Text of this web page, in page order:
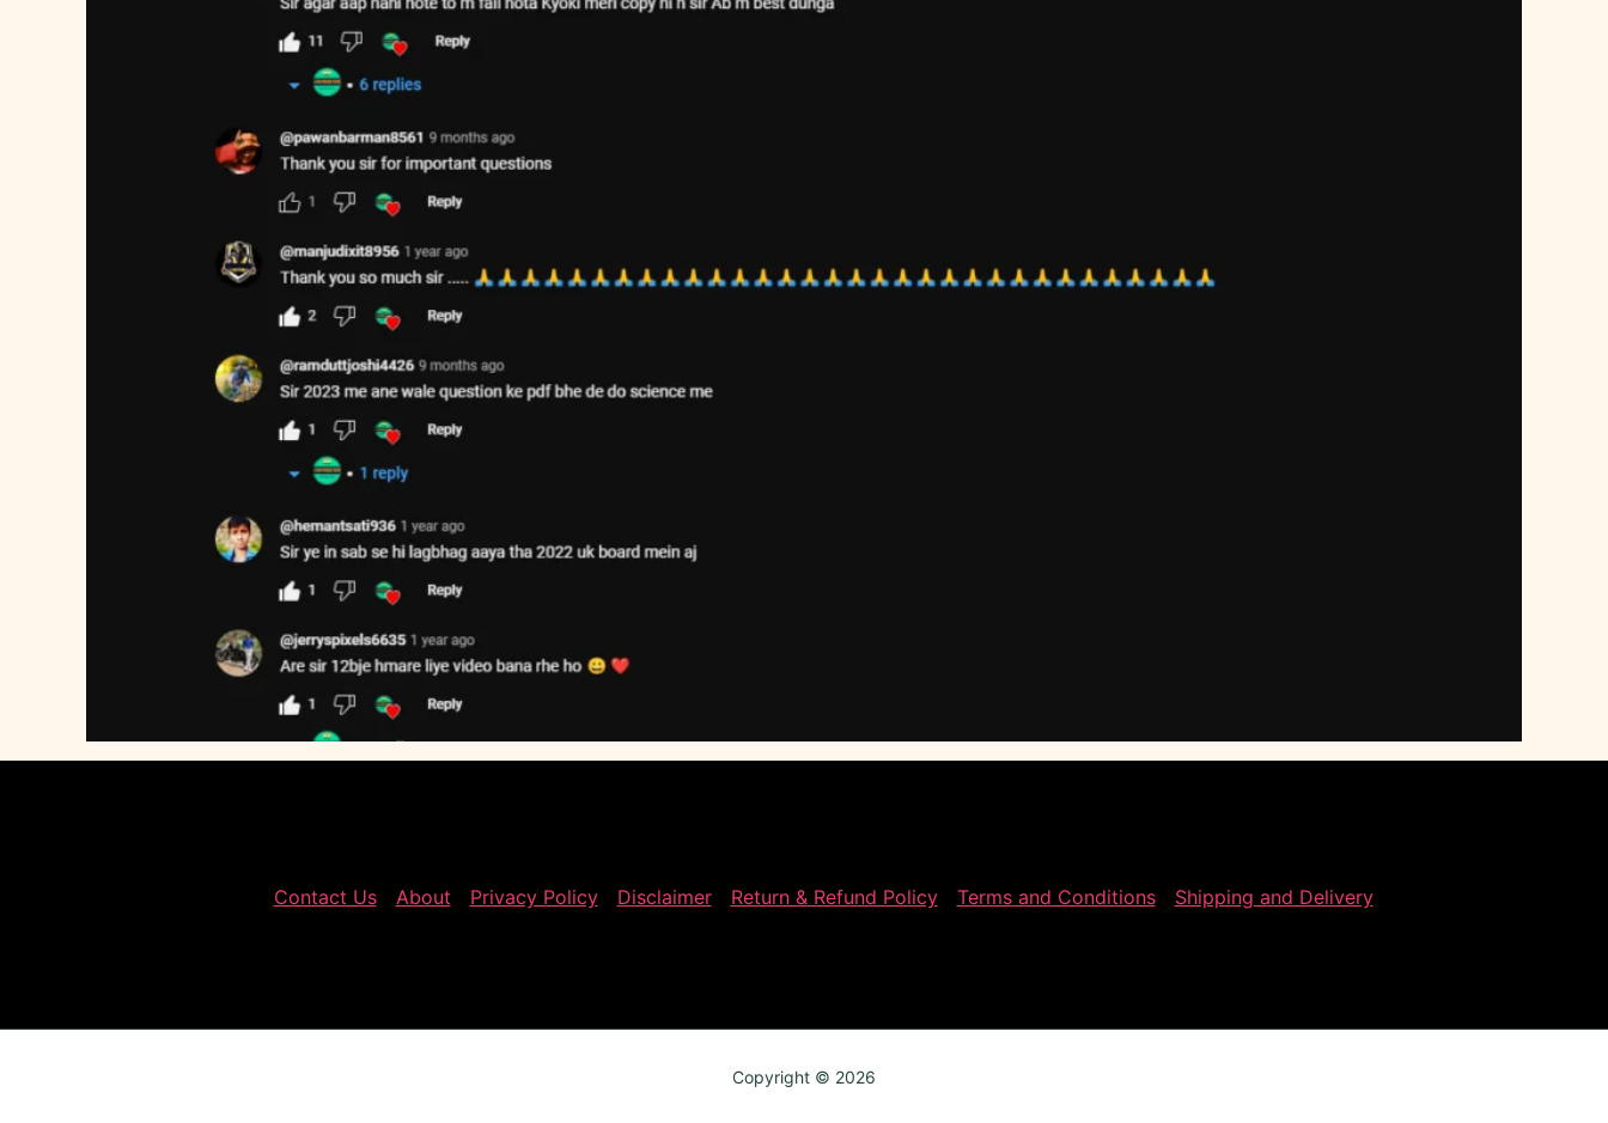
Contact Us About Privacy Policy Disclaimer Return & Refund Policy Terms and Conditions Shipping and Delivery
Copyright © 2026